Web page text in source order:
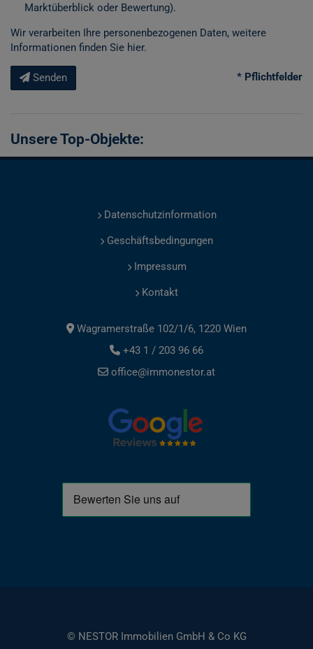
Marktüberblick oder Bewertung).
Wir verarbeiten Ihre personenbezogenen Daten, weitere
Informationen finden Sie hier.
Senden * Pflichtfelder
Unsere Top-Objekte:
Datenschutzinformation
Geschäftsbedingungen
Impressum
Kontakt
Wagramerstraße 102/1/6, 1220 Wien
+43 1 / 203 96 66
office@immonestor.at
© NESTOR Immobilien GmbH & Co KG